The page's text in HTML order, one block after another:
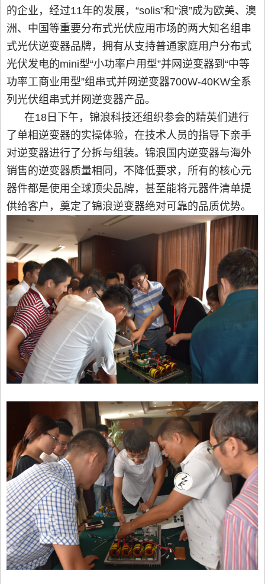
的企业，经过11年的发展，“solis”和“浪”成为欧美、澳
洲、中国等重要分布式光伏应用市场的两大知名组串
式光伏逆变器品牌，拥有从支持普通家庭用户分布式
光伏发电的mini型“小功率户用型”并网逆变器到“中等
功率工商业用型”组串式并网逆变器700W-40KW全系
列光伏组串式并网逆变器产品。
在18日下午，锦浪科技还组织参会的精英们进行
了单相逆变器的实操体验，在技术人员的指导下亲手
对逆变器进行了分拆与组装。锦浪国内逆变器与海外
销售的逆变器质量相同，不降低要求，所有的核心元
器件都是使用全球顶尖品牌，甚至能将元器件清单提
供给客户，奠定了锦浪逆变器绝对可靠的品质优势。